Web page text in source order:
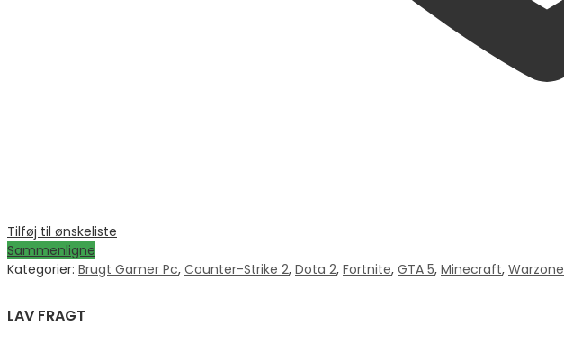
Tilføj til ønskeliste
Sammenligne
Kategorier: Brugt Gamer Pc, Counter-Strike 2, Dota 2, Fortnite, GTA 5, Minecraft, Warzone
LAV FRAGT